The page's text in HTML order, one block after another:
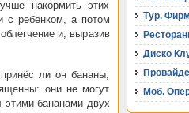
накормить этих
с ребенком, а потом
и, выразив
ли он бананы,
они не могут
этими бананами двух
Тур.
Диско
Моб.